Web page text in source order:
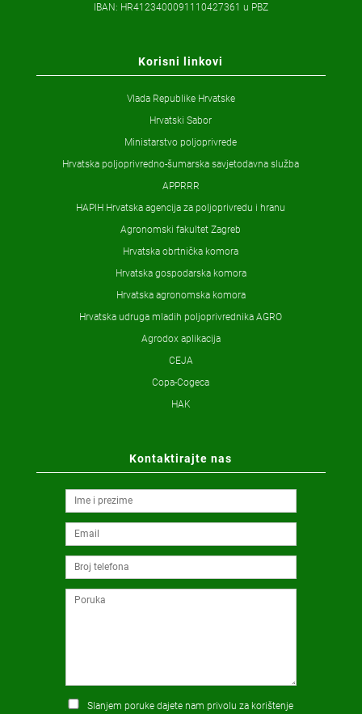
IBAN: HR4123400091110427361 u PBZ
Korisni linkovi
Vlada Republike Hrvatske
Hrvatski Sabor
Ministarstvo poljoprivrede
Hrvatska poljoprivredno-šumarska savjetodavna služba
APPRRR
HAPIH Hrvatska agencija za poljoprivredu i hranu
Agronomski fakultet Zagreb
Hrvatska obrtnička komora
Hrvatska gospodarska komora
Hrvatska agronomska komora
Hrvatska udruga mladih poljoprivrednika AGRO
Agrodox aplikacija
CEJA
Copa-Cogeca
HAK
Kontaktirajte nas
Slanjem poruke dajete nam privolu za korištenje